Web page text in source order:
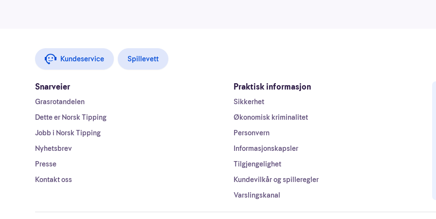
Kundeservice Spillevett
Snarveier
Grasrotandelen
Dette er Norsk Tipping
Jobb i Norsk Tipping
Nyhetsbrev
Presse
Kontakt oss
Praktisk informasjon
Sikkerhet
Økonomisk kriminalitet
Personvern
Informasjonskapsler
Tilgjengelighet
Kundevilkår og spilleregler
Varslingskanal